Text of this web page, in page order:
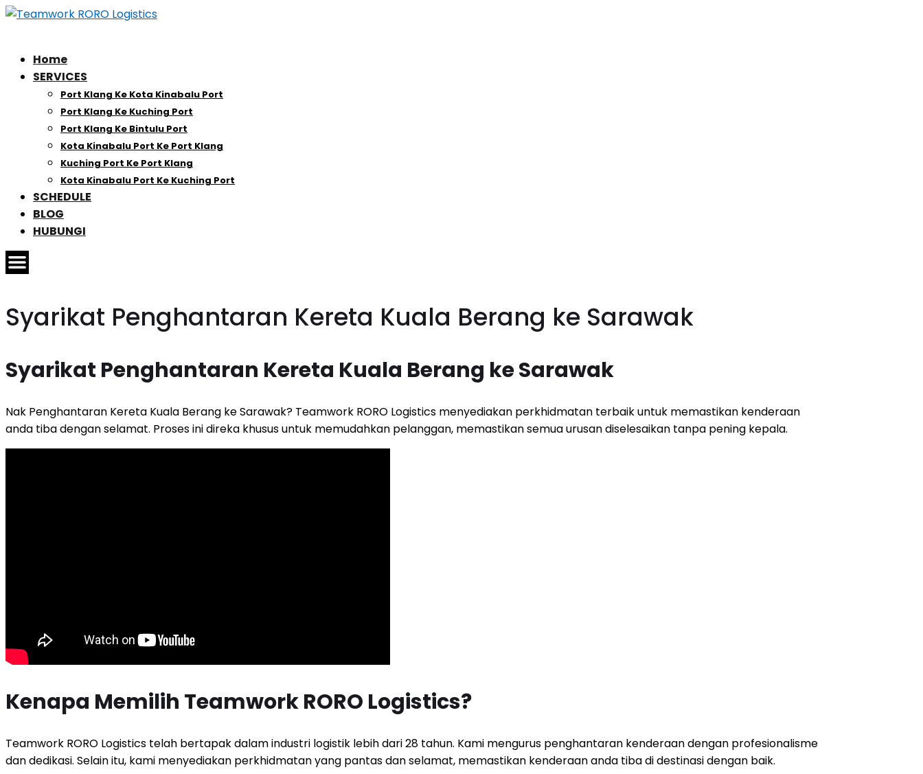
Home
SERVICES
Port Klang Ke Kota Kinabalu Port
Port Klang Ke Kuching Port
Port Klang Ke Bintulu Port
Kota Kinabalu Port Ke Port Klang
Kuching Port Ke Port Klang
Kota Kinabalu Port Ke Kuching Port
SCHEDULE
BLOG
HUBUNGI
Syarikat Penghantaran Kereta Kuala Berang ke Sarawak
Syarikat Penghantaran Kereta Kuala Berang ke Sarawak
Nak Penghantaran Kereta Kuala Berang ke Sarawak? Teamwork RORO Logistics menyediakan perkhidmatan terbaik untuk memastikan kenderaan
anda tiba dengan selamat. Proses ini direka khusus untuk memudahkan pelanggan, memastikan semua urusan diselesaikan tanpa pening kepala.
Kenapa Memilih Teamwork RORO Logistics?
Teamwork RORO Logistics telah bertapak dalam industri logistik lebih dari 28 tahun. Kami mengurus penghantaran kenderaan dengan profesionalisme
dan dedikasi. Selain itu, kami menyediakan perkhidmatan yang pantas dan selamat, memastikan kenderaan anda tiba di destinasi dengan baik.